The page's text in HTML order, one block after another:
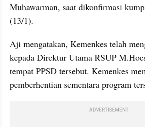
Muhawarman, saat dikonfirmasi
(13/1).
Aji mengatakan, Kemenkes telah
kepada Direktur Utama RSUP
tempat PPSD tersebut. Kemenkes
pemberhentian sementara program
ADVERTISEMENT